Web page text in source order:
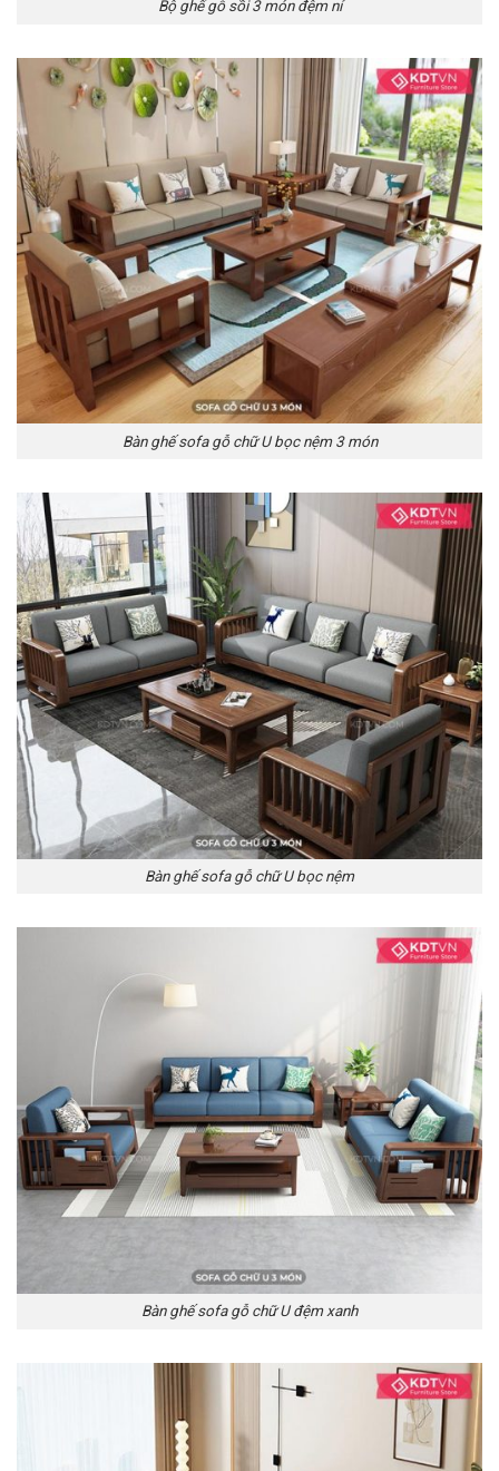
Bộ ghế gỗ sồi 3 món đệm nỉ
Bàn ghế sofa gỗ chữ U bọc nệm 3 món
Bàn ghế sofa gỗ chữ U bọc nệm
Bàn ghế sofa gỗ chữ U đệm xanh